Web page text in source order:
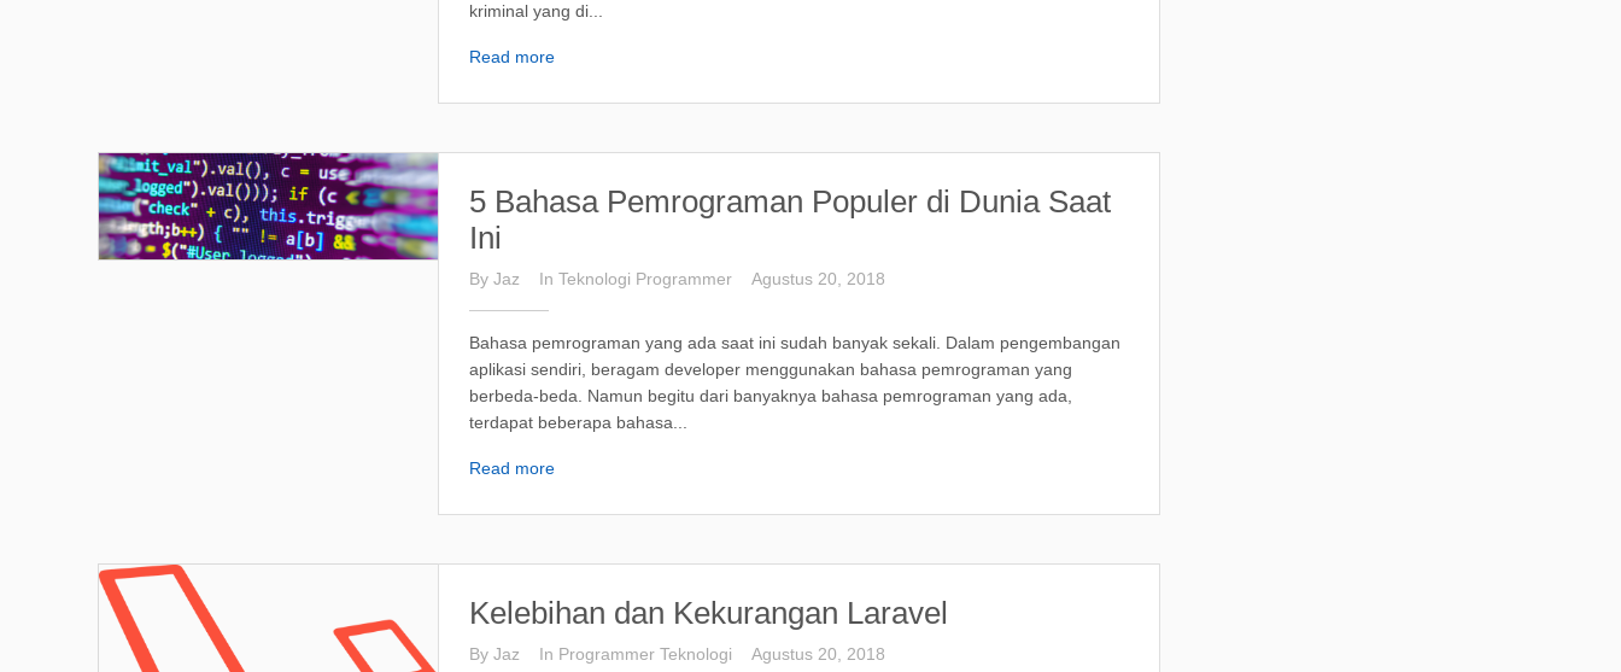
kriminal yang di...
Read more
5 Bahasa Pemrograman Populer di Dunia Saat
Ini
ByJaz InTeknologi Programmer Agustus 20, 2018
Bahasa pemrograman yang ada saat ini sudah banyak sekali. Dalam pengembangan
aplikasi sendiri, beragam developer menggunakan bahasa pemrograman yang
berbeda-beda. Namun begitu dari banyaknya bahasa pemrograman yang ada,
terdapat beberapa bahasa...
Read more
Kelebihan dan Kekurangan Laravel
ByJaz In Programmer Teknologi Agustus 20, 2018